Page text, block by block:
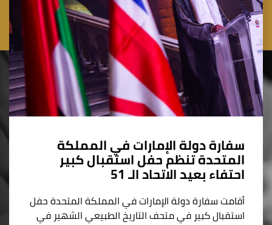
سفارة دولة الإمارات في المملكة
المتحدة تنظم حفل استقبال كبير
احتفاء بعيد الاتحاد الـ 51
أقامت سفارة دولة الإمارات في المملكة المتحدة حفل
استقبال كبير في متحف التاريخ الطبيعي الشهير في